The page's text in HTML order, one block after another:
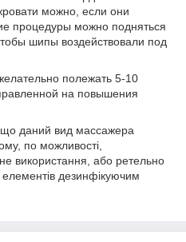
можно, если они
процедуры можно подняться
шипы воздействовали под
полежать 5-10
на повышения
що даний вид массажера
по можливості,
використання, або ретельно
дезинфікуючим